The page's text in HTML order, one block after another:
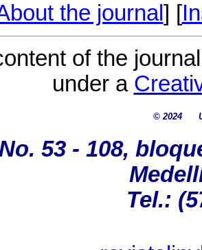
the journal] [
of the
under a
© 2024
53 - 108,
Tel.: